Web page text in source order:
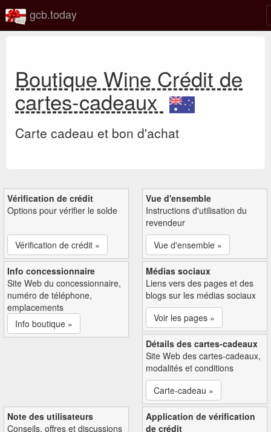
gcb.today
Boutique Wine Crédit de
cartes-cadeaux
Carte cadeau et bon d'achat
Vérification de crédit
Options pour vérifier le solde
Vérification de crédit »
Vue d'ensemble
Instructions d'utilisation du
revendeur
Vue d'ensemble »
Info concessionnaire
Site Web du concessionnaire,
numéro de téléphone,
emplacements
Info boutique »
Médias sociaux
Liens vers des pages et des
blogs sur les médias sociaux
Voir les pages »
Détails des cartes-cadeaux
Site Web des cartes-cadeaux,
modalités et conditions
Carte-cadeau »
Note des utilisateurs
Conseils, offres et discussions
Application de vérification
de crédit